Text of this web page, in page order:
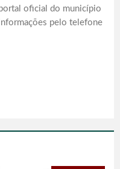
oficial do município
pelo telefone